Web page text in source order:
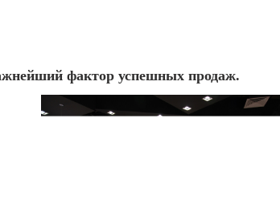
фактор успешных продаж.